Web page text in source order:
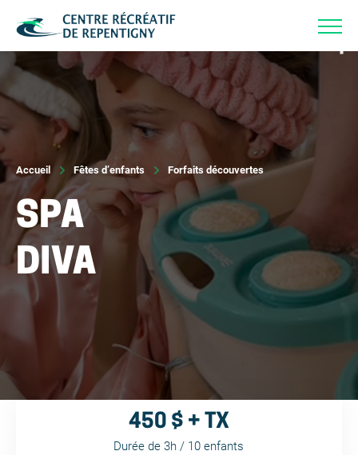
Accueil Actualités
Accueil Fêtes d’enfants Forfaits découvertes
SPA
DIVA
450 $ + TX
Durée de 3h / 10 enfants